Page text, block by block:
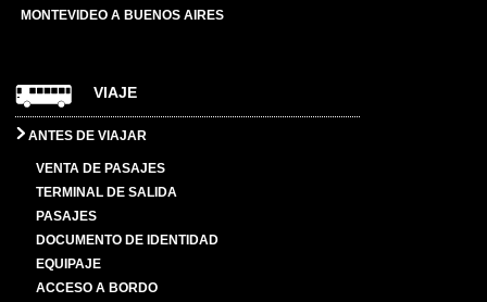
MONTEVIDEO A BUENOS AIRES
VIAJE
ANTES DE VIAJAR
VENTA DE PASAJES
TERMINAL DE SALIDA
PASAJES
DOCUMENTO DE IDENTIDAD
EQUIPAJE
ACCESO A BORDO